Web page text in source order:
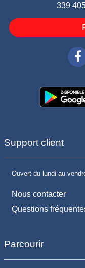
339
Support client
Ouvert du lundi au
Nous contacter
Questions
Parcourir